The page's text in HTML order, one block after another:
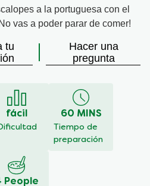
a la portuguesa con el
vas a poder parar de comer!
tu
Hacer una
pregunta
fácil 60 MINS
Tiempo de
preparación
People